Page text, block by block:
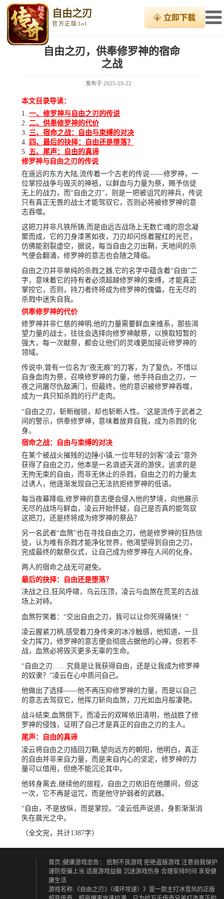
自由之刃
官方正版3ol
自由之刃，供奉修罗神的宿命
之战
发布于2025-10-22
本文目录导读：
一、修罗神与自由之刃的传说
二、供奉修罗神的代价
三、宿命之战：自由与束缚的对决
四、最后的抉择：自由还是堕落？
五、尾声：自由的真谛
修罗神与自由之刃的传说
在遥远的东方大陆,流传着一个古老的传说——修罗神，一
位掌控战争与毁灭的神祇，以鲜血与力量为祭，赐予信徒
无上的战力，而“自由之刃”，则是一把被诅咒的神兵，传说
只有真正无畏的战士才能驾驭它，否则必将被修罗神的意
志吞噬。
这把刀并非凡铁所铸,而是由远古战场上无数亡魂的怨念凝
聚而成，它的刀身漆黑如夜，刀刃却闪烁着猩红的光芒，
仿佛能割裂虚空，据说，每当自由之刃出鞘，天地间的杀
气便会翻涌，修罗神的意志也会随之降临。
自由之刃并非单纯的杀戮之器,它的名字中蕴含着“自由”二
字，意味着它的持有者必须超越修罗神的束缚，才能真正
掌控它，否则，持刀者终将成为修罗神的傀儡，在无尽的
杀戮中迷失自我。
供奉修罗神的代价
修罗神并非仁慈的神明,他的力量需要鲜血来维系，那些渴
望力量的战士，往往会选择向修罗神献祭，以换取短暂的
强大，每一次献祭，都会让他们的灵魂更加接近修罗神的
领域。
传说中,曾有一位名为“夜无痕”的刀客，为了复仇，不惜以
自身血肉为祭，召唤修罗神的力量，他手持自由之刃，一
夜之间屠尽仇敌满门，但最终，他的意识被修罗神吞噬，
成为一具只知杀戮的行尸走肉。
“自由之刃，斩断枷锁，却也斩断人性。”这是流传于武者之
间的警示，供奉修罗神，意味着放弃自我，成为杀戮的化
身。
宿命之战：自由与束缚的对决
在某个被战火摧残的边陲小镇,一位年轻的剑客“凌云”意外
获得了自由之刃，他本是一名浪迹天涯的游侠，追求的是
无拘无束的自由，而非无休止的杀戮，自由之刃的力量太
过诱人，他逐渐发现自己无法抗拒修罗神的低语。
每当夜幕降临,修罗神的意志便会侵入他的梦境，向他展示
无尽的战场与鲜血，凌云开始怀疑，自己是否真的能驾驭
这把刀，还是终将成为修罗神的祭品？
另一名武者“血煞”也在寻找自由之刃，他是修罗神的狂热信
徒，认为唯有杀戮才能净化世界，他渴望得到自由之刃，
完成最终的献祭仪式，让自己成为修罗神在人间的化身。
两人的宿命之战无可避免。
最后的抉择：自由还是堕落？
决战之日,狂风呼啸，乌云压顶，凌云与血煞在荒芜的古战
场上对峙。
血煞狞笑着：“交出自由之刃，我可以让你死得痛快！”
凌云握紧刀柄,感受着刀身传来的冰冷触感，他知道，一旦
全力挥刀，修罗神的意志便会彻底占据他的心神，但若不
战，血煞必将毁灭更多无辜的生命。
“自由之刃……究竟是让我获得自由，还是让我成为修罗神
的奴隶？”凌云在心中质问自己。
他做出了选择——他不再压抑修罗神的力量，而是以自己
的意志去驾驭它，他挥刀斩向血煞，刀光如血月般凄艳。
战斗结束,血煞倒下，而凌云的双眸依旧清明，他战胜了修
罗神的侵蚀，证明了自己才是真正的自由之刃的主人。
尾声：自由的真谛
凌云将自由之刃插回刀鞘,望向远方的朝阳，他明白，真正
的自由并非来自力量，而是来自内心的坚定，修罗神的力
量可以借用，但绝不能沉沦其中。
他转身离去,继续他的旅程，自由之刃依旧在他腰间，但这
一次，它不再是诅咒，而是他守护弱者的武器。
“自由，不是放纵，而是掌控。”凌云低声说道，身影渐渐消
失在晨光之中。
（全文完，共计1387字）
首页 |健康游戏忠告： 抵制不良游戏 拒绝盗版游戏 注意自我保护
谨防受骗上当 适度游戏益脑 沉迷游戏伤身 合理安排时间 享受健
康生活
游戏名称:《自由之刃3（魂环攻速）》是一款主打冰雪风的正版